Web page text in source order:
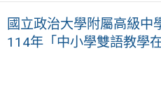
國立政治大學附屬高級中
114年「中小學雙語教學